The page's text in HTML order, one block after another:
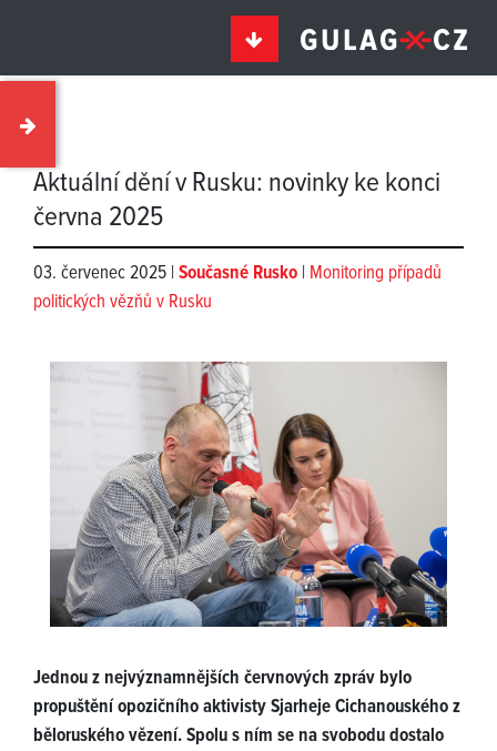
Aktuální dění v Rusku: novinky ke konci
června 2025
03. červenec 2025 | Současné Rusko | Monitoring případů
politických vězňů v Rusku
Jednou z nejvýznamnějších červnových zpráv bylo
propuštění opozičního aktivisty Sjarheje Cichanouského z
běloruského vězení. Spolu s ním se na svobodu dostalo